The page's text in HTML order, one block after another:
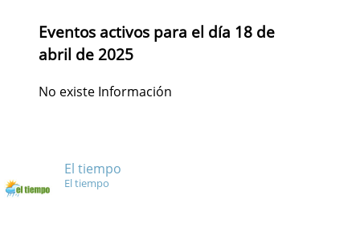
Eventos activos para el día 18 de
abril de 2025
No existe Información
El tiempo
El tiempo